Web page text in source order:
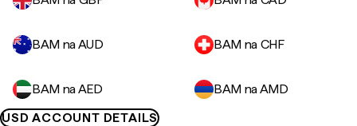
BAM na AUD BAM na CHF
BAM na AED
BAM na AMD
USD ACCOUNT DETAILS